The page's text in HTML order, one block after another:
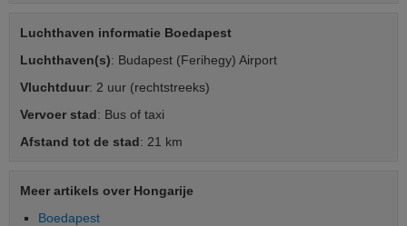
Luchthaven informatie Boedapest
Luchthaven(s): Budapest (Ferihegy) Airport
Vluchtduur: 2 uur (rechtstreeks)
Vervoer stad: Bus of taxi
Afstand tot de stad: 21 km
Meer artikels over Hongarije
Boedapest